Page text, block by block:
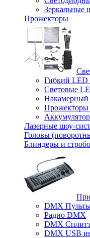
Зеркальные
Прожекторы
Гибкий LED
Световые
Накамерный
Прожекторы
Лазерные шоу-
Головы
Блиндеры и
DMX
Радио DMX
DMX
DMX USB